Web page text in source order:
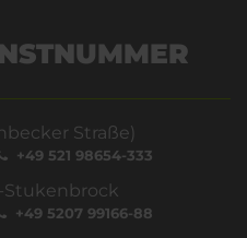
Straße)
+49 521 98654-333
Stukenbrock
+49 5207 99166-88